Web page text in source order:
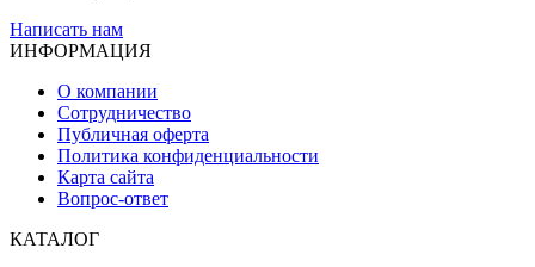
Написать нам
ИНФОРМАЦИЯ
О компании
Сотрудничество
Публичная оферта
Политика конфиденциальности
Карта сайта
Вопрос-ответ
КАТАЛОГ